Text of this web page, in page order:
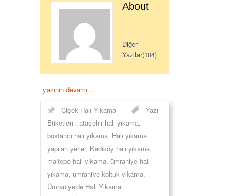
About
Diğer
Yazılar(104)
yazının devamı...
Çiçek Halı Yıkama
Yazı
Etiketleri : ataşehir halı yıkama,
bostancı halı yıkama, Halı yıkama
yapılan yerler, Kadıköy halı yıkama,
maltepe halı yıkama, ümraniye halı
yıkama, ümraniye koltuk yıkama,
Ümraniye'de Halı Yıkama